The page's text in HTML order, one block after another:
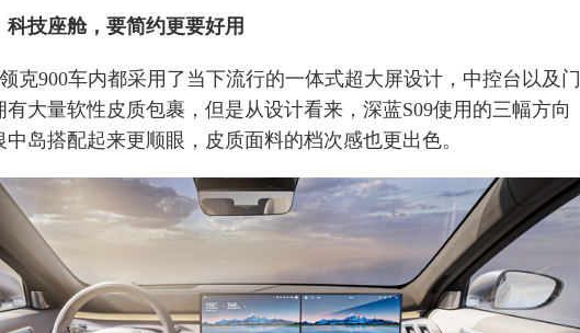
科技座舱，要简约更要好用
克900车内都采用了当下流行的一体式超大屏设计，中控台以及门
有大量软性皮质包裹，但是从设计看来，深蓝S09使用的三幅方向
岛搭配起来更顺眼，皮质面料的档次感也更出色。